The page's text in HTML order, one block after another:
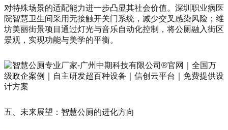
对特殊场景的适配能力进一步凸显其社会价值。深圳职业病医
院智慧卫生间采用无接触开关门系统，减少交叉感染风险；维
坊美丽街景项目通过灯光与音乐自动化控制，将公厕融入街区
景观，实现功能与美学的平衡。
五、未来展望：智慧公厕的进化方向